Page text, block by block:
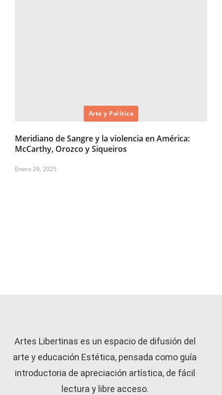
Arte y Política
Meridiano de Sangre y la violencia en América:
McCarthy, Orozco y Siqueiros
Enero 29, 2025
Artes Libertinas es un espacio de difusión del
arte y educación Estética, pensada como guía
introductoria de apreciación artística, de fácil
lectura y libre acceso.